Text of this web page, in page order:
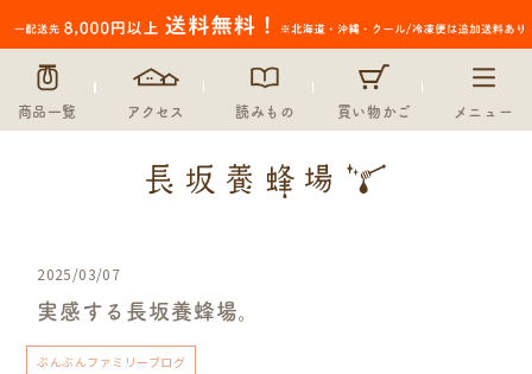
商品一覧 アクセス 読みもの 買い物かご メニュー
2025/03/07
実感する長坂養蜂場。
ぶんぶんファミリーブログ